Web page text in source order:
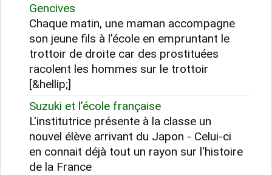
Gencives
Chaque matin, une maman accompagne
son jeune fils à l’école en empruntant le
trottoir de droite car des prostituées
racolent les hommes sur le trottoir
[&hellip;]
Suzuki et l’école française
L'institutrice présente à la classe un
nouvel élève arrivant du Japon - Celui-ci
en connait déjà tout un rayon sur l'histoire
de la France